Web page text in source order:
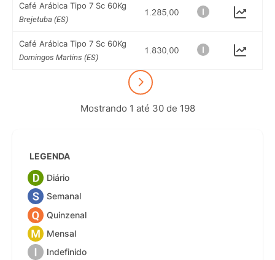
Café Arábica Tipo 7 Sc 60Kg
Brejetuba (ES)
Café Arábica Tipo 7 Sc 60Kg
Domingos Martins (ES)
Mostrando 1 até 30 de 198
LEGENDA
Diário
Semanal
Quinzenal
Mensal
Indefinido